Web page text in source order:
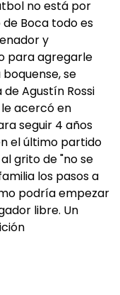
no está por
Boca todo es
y
para agregarle
se
Agustín Rossi
acercó en
seguir 4 años
el último partido
grito de "no se
los pasos a
podría empezar
libre. Un